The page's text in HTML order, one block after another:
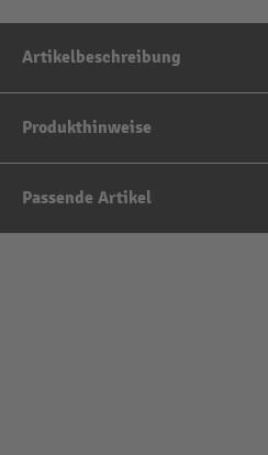
Artikelbeschreibung
Produkthinweise
Passende Artikel